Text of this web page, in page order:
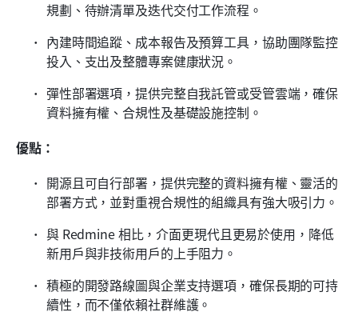
規劃、待辦清單及迭代交付工作流程。
內建時間追蹤、成本報告及預算工具，協助團隊監控
投入、支出及整體專案健康狀況。
彈性部署選項，提供完整自我託管或受管雲端，確保
資料擁有權、合規性及基礎設施控制。
優點：
開源且可自行部署，提供完整的資料擁有權、靈活的
部署方式，並對重視合規性的組織具有強大吸引力。
與 Redmine 相比，介面更現代且更易於使用，降低
新用戶與非技術用戶的上手阻力。
積極的開發路線圖與企業支持選項，確保長期的可持
續性，而不僅依賴社群維護。